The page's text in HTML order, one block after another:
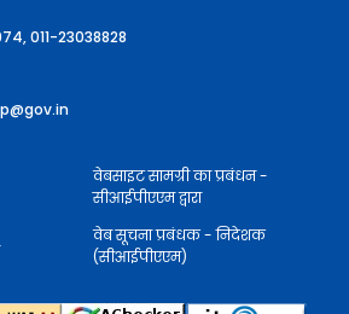
011-23038828
वेबसाइट सामग्री का प्रबंधन -
सीआईपीएएम द्वारा
वेब सूचना प्रबंधक - निदेशक
(सीआईपीएएम)